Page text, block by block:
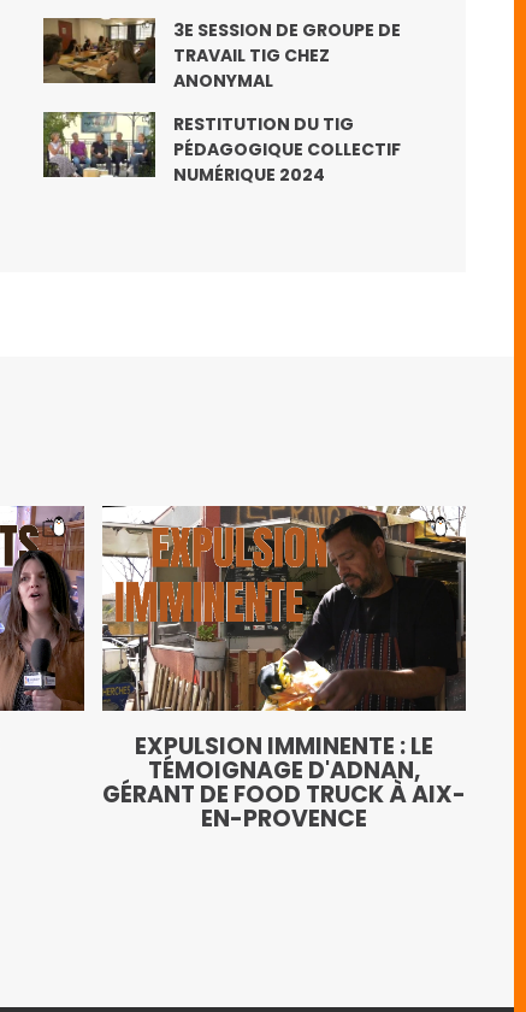
3E SESSION DE GROUPE DE
TRAVAIL TIG CHEZ
ANONYMAL
RESTITUTION DU TIG
PÉDAGOGIQUE COLLECTIF
NUMÉRIQUE 2024
EXPULSION IMMINENTE : LE
TÉMOIGNAGE D'ADNAN,
GÉRANT DE FOOD TRUCK À AIX-
EN-PROVENCE